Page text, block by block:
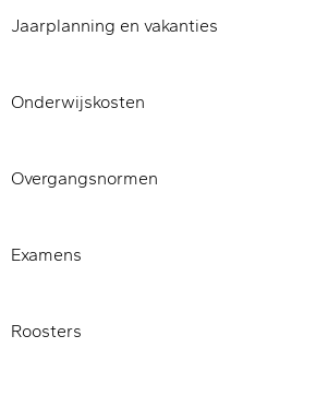
Jaarplanning en vakanties
Onderwijskosten
Overgangsnormen
Examens
Roosters